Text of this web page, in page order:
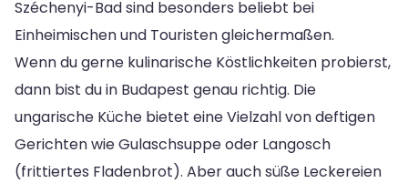
Széchenyi-Bad sind besonders beliebt bei
Einheimischen und Touristen gleichermaßen.
Wenn du gerne kulinarische Köstlichkeiten probierst,
dann bist du in Budapest genau richtig. Die
ungarische Küche bietet eine Vielzahl von deftigen
Gerichten wie Gulaschsuppe oder Langosch
(frittiertes Fladenbrot). Aber auch süße Leckereien